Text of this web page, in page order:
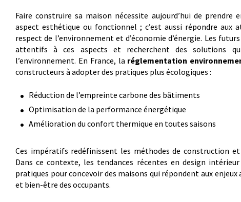
Faire construire sa maison nécessite aujourd’hui de
aspect esthétique ou fonctionnel ; c’est aussi répondre aux
respect de l’environnement et d’économie d’énergie. Les
attentifs à ces aspects et recherchent des solutions
l’environnement. En France, la réglementation
constructeurs à adopter des pratiques plus écologiques :
Réduction de l’empreinte carbone des bâtiments
Optimisation de la performance énergétique
Amélioration du confort thermique en toutes saisons
Ces impératifs redéfinissent les méthodes de construction
Dans ce contexte, les tendances récentes en design
pratiques pour concevoir des maisons qui répondent aux
et bien-être des occupants.